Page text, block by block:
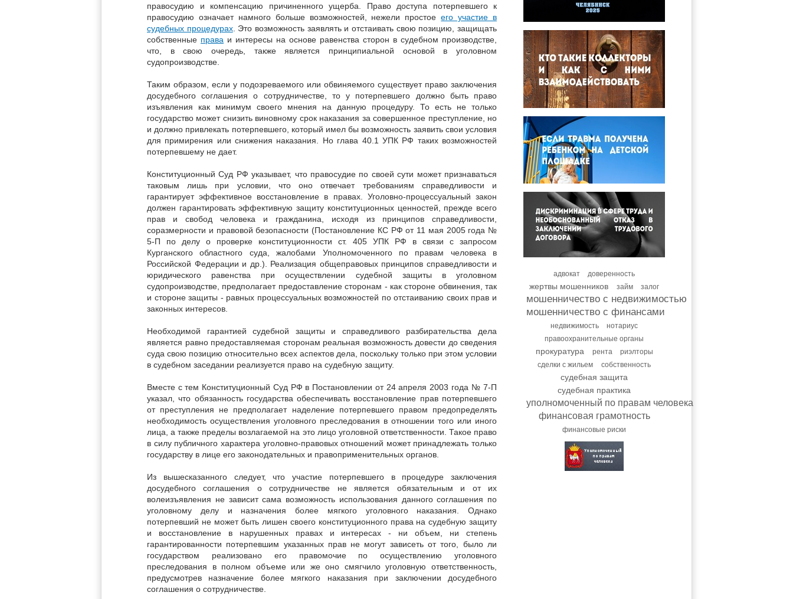
правосудию и компенсацию причиненного ущерба. Право доступа потерпевшего к
правосудию означает намного больше возможностей, нежели простоеего участие в
судебных процедурах. Это возможность заявлять и отстаивать свою позицию, защищать
собственные права и интересы на основе равенства сторон в судебном производстве,
что, в свою очередь, также является принципиальной основой в уголовном
судопроизводстве.
Таким образом, если у подозреваемого или обвиняемого существует право заключения
досудебного соглашения о сотрудничестве, то у потерпевшего должно быть право
изъявления как минимум своего мнения на данную процедуру. То есть не только
государство может снизить виновному срок наказания за совершенное преступление, но
и должно привлекать потерпевшего, который имел бы возможность заявить свои условия
для примирения или снижения наказания. Но глава 40.1 УПК РФ таких возможностей
потерпевшему не дает.
Конституционный Суд РФ указывает, что правосудие по своей сути может признаваться
таковым лишь при условии, что оно отвечает требованиям справедливости и
гарантирует эффективное восстановление в правах. Уголовно-процессуальный закон
должен гарантировать эффективную защиту конституционных ценностей, прежде всего
прав и свобод человека и гражданина, исходя из принципов справедливости,
соразмерности и правовой безопасности (Постановление КС РФ от 11 мая 2005 года №
5-П по делу о проверке конституционности ст. 405 УПК РФ в связи с запросом
Курганского областного суда, жалобами Уполномоченного по правам человека в
Российской Федерации и др.). Реализация общеправовых принципов справедливости и
юридического равенства при осуществлении судебной защиты в уголовном
судопроизводстве, предполагает предоставление сторонам - как стороне обвинения, так
и стороне защиты - равных процессуальных возможностей по отстаиванию своих прав и
законных интересов.
Необходимой гарантией судебной защиты и справедливого разбирательства дела
является равно предоставляемая сторонам реальная возможность довести до сведения
суда свою позицию относительно всех аспектов дела, поскольку только при этом условии
в судебном заседании реализуется право на судебную защиту.
Вместе с тем Конституционный Суд РФ в Постановлении от 24 апреля 2003 года № 7-П
указал, что обязанность государства обеспечивать восстановление прав потерпевшего
от преступления не предполагает наделение потерпевшего правом предопределять
необходимость осуществления уголовного преследования в отношении того или иного
лица, а также пределы возлагаемой на это лицо уголовной ответственности. Такое право
в силу публичного характера уголовно-правовых отношений может принадлежать только
государству в лице его законодательных и правоприменительных органов.
Из вышесказанного следует, что участие потерпевшего в процедуре заключения
досудебного соглашения о сотрудничестве не является обязательным и от их
волеизъявления не зависит сама возможность использования данного соглашения по
уголовному делу и назначения более мягкого уголовного наказания. Однако
потерпевший не может быть лишен своего конституционного права на судебную защиту
и восстановление в нарушенных правах и интересах - ни объем, ни степень
гарантированности потерпевшим указанных прав не могут зависеть от того, было ли
государством реализовано его правомочие по осуществлению уголовного
преследования в полном объеме или же оно смягчило уголовную ответственность,
предусмотрев назначение более мягкого наказания при заключении досудебного
соглашения о сотрудничестве.
адвокат доверенность
жертвы мошенников займ залог
мошенничество с недвижимостью
мошенничество с финансами
недвижимость
нотариус
правоохранительные органы
прокуратура рента
риэлторы
сделки с жильем
собственность
судебная защита
судебная практика
уполномоченный по правам человека
финансовая грамотность
финансовые риски